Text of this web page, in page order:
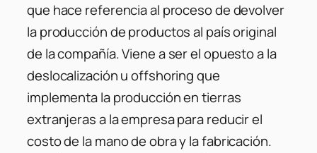
que hace referencia al proceso de devolver
la producción de productos al país original
de la compañía. Viene a ser el opuesto a la
deslocalización u offshoringque
implementa la producción en tierras
extranjeras a la empresa para reducir el
costo de la mano de obra y la fabricación.